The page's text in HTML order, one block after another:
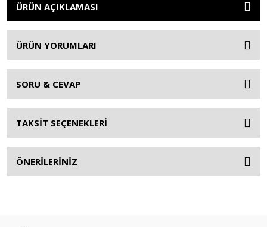
ÜRÜN AÇIKLAMASI
ÜRÜN YORUMLARI
SORU & CEVAP
TAKSİT SEÇENEKLERİ
ÖNERİLERİNİZ